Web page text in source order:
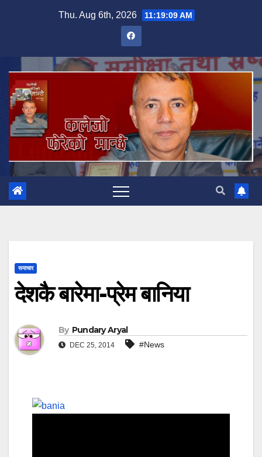
Thu. Aug 6th, 2026 11:19:10 AM
समाचार
देशकै बारेमा-प्रेम बानिया
By Pundary Aryal
DEC 25, 2014 #News